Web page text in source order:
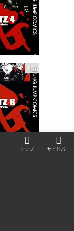
6位
8位
トップ サイドバー